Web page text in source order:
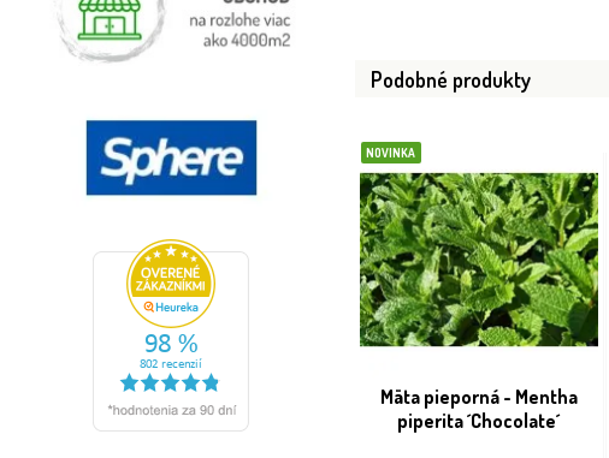
Podobné produkty
NOVINKA
Mäta pieporná - Mentha
piperita ´Chocolate´